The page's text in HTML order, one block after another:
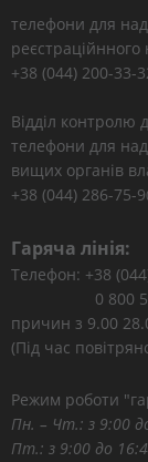
телефони для
+38 (044) 200-33-
Відділ контролю
телефони для
вищих органів
+38 (044) 286-75-9
Гаряча лінія:
Телефон: +38
0 800 50 56
причин з 9.00
(Під час
Режим роботи
Пн. – Чт.: з 9:00
Пт.: з 9:00 до